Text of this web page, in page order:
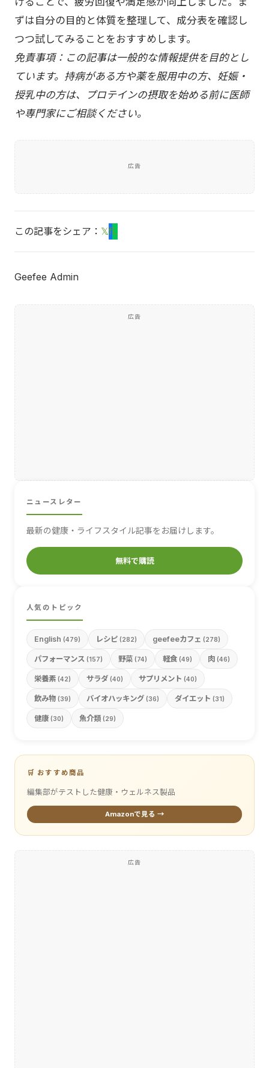
ずは自分の目的と体質を整理して、成分表を確認し
つつ試してみることをおすすめします。
免責事項：この記事は一般的な情報提供を目的とし
ています。持病がある方や薬を服用中の方、妊娠・
授乳中の方は、プロテインの摂取を始める前に医師
や専門家にご相談ください。
広告
この記事をシェア： 𝕏fL
Geefee Admin
広告
ニュースレター
最新の健康・ライフスタイル記事をお届けします。
無料で購読
人気のトピック
English (479) レシピ (282) geefeeカフェ (278)
パフォーマンス (157) 野菜 (74) 軽食 (49) 肉 (46)
栄養素 (42) サラダ (40) サプリメント (40)
飲み物 (39) バイオハッキング (36) ダイエット (31)
健康 (30) 魚介類 (29)
🛒 おすすめ商品
編集部がテストした健康・ウェルネス製品
Amazonで見る →
広告